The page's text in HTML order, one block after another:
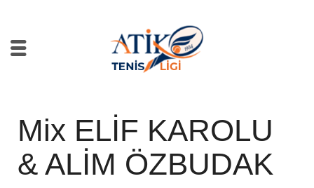
Mix ELİF KAROLU
& ALİM ÖZBUDAK